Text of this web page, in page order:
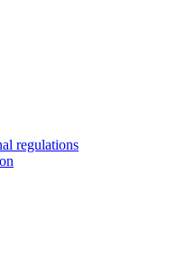
regulations